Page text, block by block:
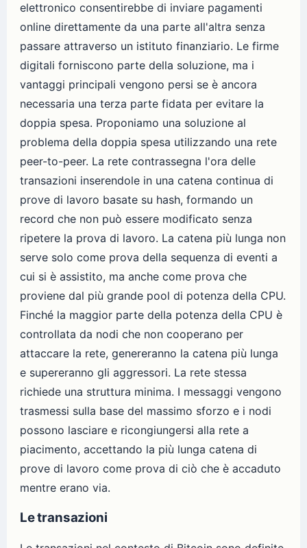
elettronico consentirebbe di inviare pagamenti
online direttamente da una parte all'altra senza
passare attraverso un istituto finanziario. Le firme
digitali forniscono parte della soluzione, ma i
vantaggi principali vengono persi se è ancora
necessaria una terza parte fidata per evitare la
doppia spesa. Proponiamo una soluzione al
problema della doppia spesa utilizzando una rete
peer-to-peer. La rete contrassegna l'ora delle
transazioni inserendole in una catena continua di
prove di lavoro basate su hash, formando un
record che non può essere modificato senza
ripetere la prova di lavoro. La catena più lunga non
serve solo come prova della sequenza di eventi a
cui si è assistito, ma anche come prova che
proviene dal più grande pool di potenza della CPU.
Finché la maggior parte della potenza della CPU è
controllata da nodi che non cooperano per
attaccare la rete, genereranno la catena più lunga
e supereranno gli aggressori. La rete stessa
richiede una struttura minima. I messaggi vengono
trasmessi sulla base del massimo sforzo e i nodi
possono lasciare e ricongiungersi alla rete a
piacimento, accettando la più lunga catena di
prove di lavoro come prova di ciò che è accaduto
mentre erano via.
Le transazioni